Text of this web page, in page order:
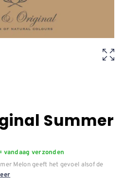
Summer
vandaag verzonden
Melon geeft het gevoel alsof de